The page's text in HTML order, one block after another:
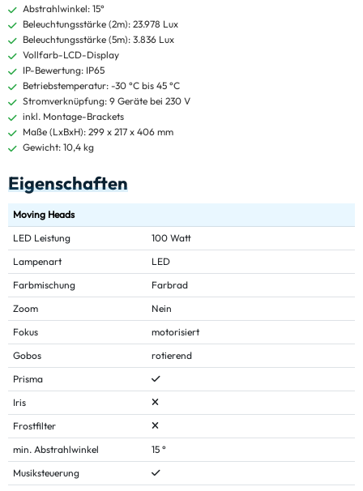
Abstrahlwinkel: 15°
Beleuchtungsstärke (2m): 23.978 Lux
Beleuchtungsstärke (5m): 3.836 Lux
Vollfarb-LCD-Display
IP-Bewertung: IP65
Betriebstemperatur: -30 °C bis 45 °C
Stromverknüpfung: 9 Geräte bei 230 V
inkl. Montage-Brackets
Maße (LxBxH): 299 x 217 x 406 mm
Gewicht: 10,4 kg
Eigenschaften
Moving Heads
LED Leistung
100 Watt
Lampenart
LED
Farbmischung
Farbrad
Zoom
Nein
Fokus
motorisiert
Gobos
rotierend
Prisma
Iris
Frostfilter
min. Abstrahlwinkel
15 °
Musiksteuerung